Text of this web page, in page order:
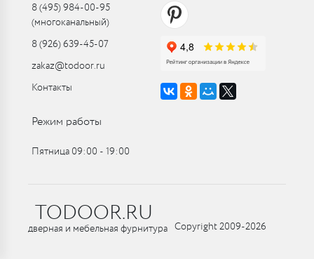
8 (495) 984-00-95
(многоканальный)
8 (926) 639-45-07
zakaz@todoor.ru
Контакты
Режим работы
Пятница 09:00 ‑ 19:00
TODOOR.RU
дверная и мебельная фурнитура Copyright 2009-2026